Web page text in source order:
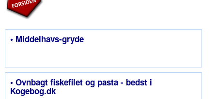
• Middelhavs-gryde
• Ovnbagt fiskefilet og pasta - bedst i
Kogebog.dk